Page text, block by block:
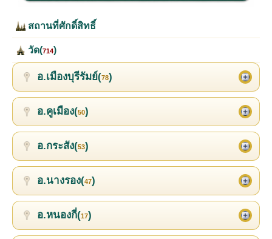
สถานที่ศักดิ์สิทธิ์
วัด(714)
อ.เมืองบุรีรัมย์(78)
อ.คูเมือง(50)
อ.กระสัง(53)
อ.นางรอง(47)
อ.หนองกี่(17)